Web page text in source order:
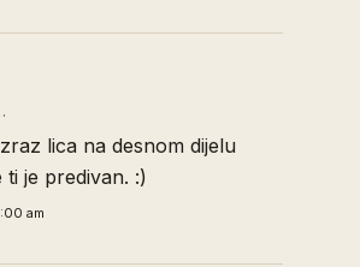
lica na desnom dijelu
ti je predivan. :)
am